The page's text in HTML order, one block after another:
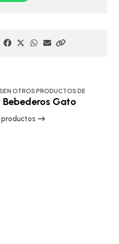
OTROS PRODUCTOS DE
Bebederos Gato
productos